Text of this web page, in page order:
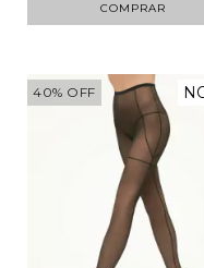
COMPRAR
40% OFF